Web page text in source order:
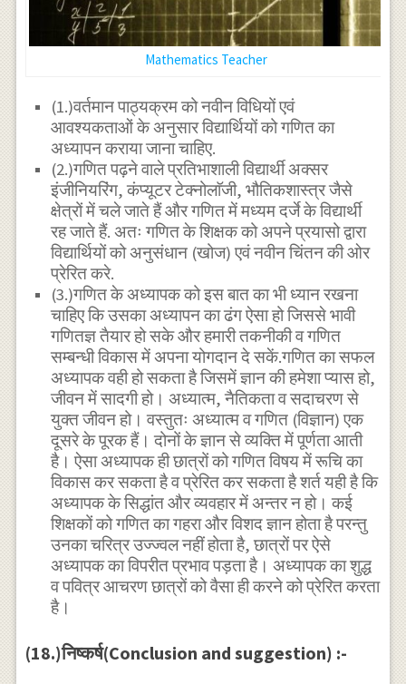
Mathematics Teacher
(1.)वर्तमान पाठ्यक्रम को नवीन विधियों एवं
आवश्यकताओं के अनुसार विद्यार्थियों को गणित का
अध्यापन कराया जाना चाहिए.
(2.)गणित पढ़ने वाले प्रतिभाशाली विद्यार्थी अक्सर
इंजीनियरिंग, कंप्यूटर टेक्नोलाॅजी, भौतिकशास्त्र जैसे
क्षेत्रों में चले जाते हैं और गणित में मध्यम दर्जे के विद्यार्थी
रह जाते हैं. अतः गणित के शिक्षक को अपने प्रयासो द्वारा
विद्यार्थियों को अनुसंधान (खोज) एवं नवीन चिंतन की ओर
प्रेरित करे.
(3.)गणित के अध्यापक को इस बात का भी ध्यान रखना
चाहिए कि उसका अध्यापन का ढंग ऐसा हो जिससे भावी
गणितज्ञ तैयार हो सके और हमारी तकनीकी व गणित
सम्बन्धी विकास में अपना योगदान दे सकें.गणित का सफल
अध्यापक वही हो सकता है जिसमें ज्ञान की हमेशा प्यास हो,
जीवन में सादगी हो। अध्यात्म, नैतिकता व सदाचरण से
युक्त जीवन हो। वस्तुतः अध्यात्म व गणित (विज्ञान) एक
दूसरे के पूरक हैं। दोनों के ज्ञान से व्यक्ति में पूर्णता आती
है। ऐसा अध्यापक ही छात्रों को गणित विषय में रूचि का
विकास कर सकता है व प्रेरित कर सकता है शर्त यही है कि
अध्यापक के सिद्धांत और व्यवहार में अन्तर न हो। कई
शिक्षकों को गणित का गहरा और विशद ज्ञान होता है परन्तु
उनका चरित्र उज्ज्वल नहीं होता है, छात्रों पर ऐसे
अध्यापक का विपरीत प्रभाव पड़ता है। अध्यापक का शुद्ध
व पवित्र आचरण छात्रों को वैसा ही करने को प्रेरित करता
है।
(18.)निष्कर्ष(Conclusion and suggestion) :-